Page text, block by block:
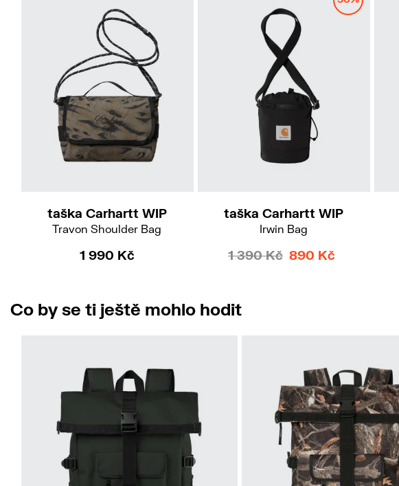
taška Carhartt WIP
Travon Shoulder Bag
1 990 Kč
taška Carhartt WIP
Irwin Bag
1 390 Kč 890 Kč
Co by se ti ještě mohlo hodit